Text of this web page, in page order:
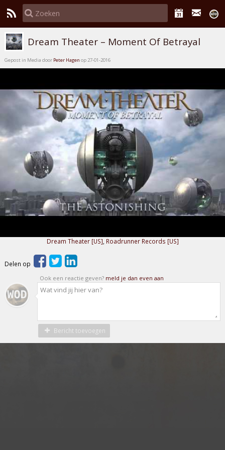
Dream Theater – Moment Of Betrayal
Gepost in Media door Peter Hagen op 27-01-2016
Dream Theater [US] Roadrunner Records [US]
Delen op
Ook een reactie geven? meld je dan even aan
Bericht toevoegen